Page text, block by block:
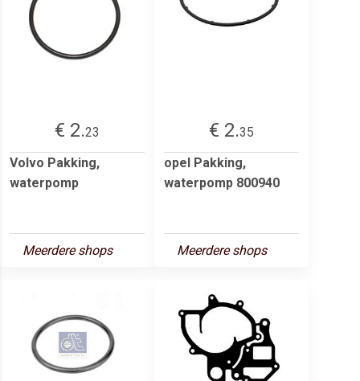
€ 2.23
Volvo Pakking,
waterpomp
Meerdere shops
€ 2.35
opel Pakking,
waterpomp 800940
Meerdere shops